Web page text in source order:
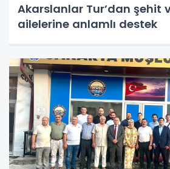
Akarslanlar Tur’dan şehit
ailelerine anlamlı destek